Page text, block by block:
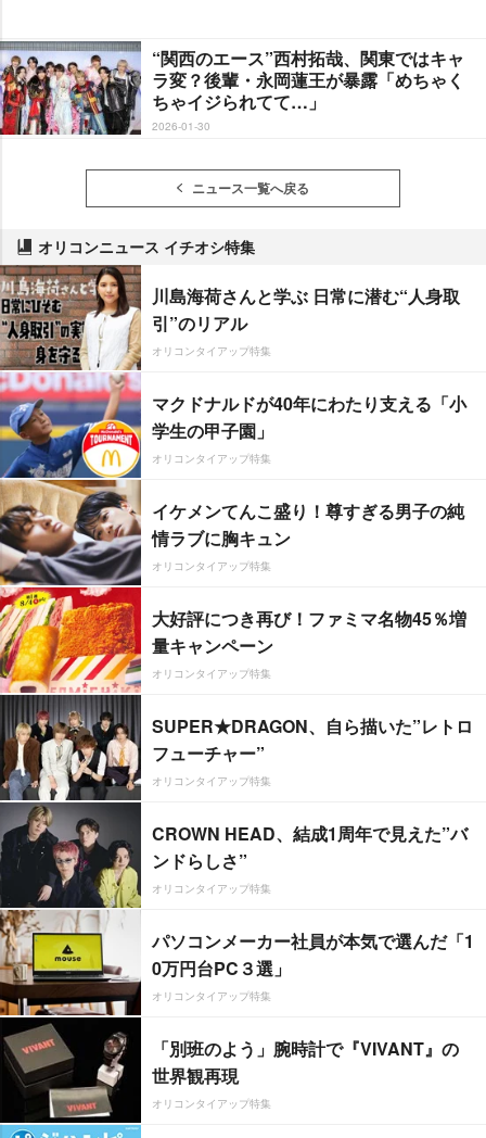
“関西のエース”西村拓哉、関東ではキャ
ラ変？後輩・永岡蓮王が暴露「めちゃく
ちゃイジられてて…」
2026-01-30
ニュース一覧へ戻る
オリコンニュース イチオシ特集
川島海荷さんと学ぶ 日常に潜む“人身取
引”のリアル
オリコンタイアップ特集
マクドナルドが40年にわたり支える「小
学生の甲子園」
オリコンタイアップ特集
イケメンてんこ盛り！尊すぎる男子の純
情ラブに胸キュン
オリコンタイアップ特集
大好評につき再び！ファミマ名物45％増
量キャンペーン
オリコンタイアップ特集
SUPER★DRAGON、自ら描いた”レトロ
フューチャー”
オリコンタイアップ特集
CROWN HEAD、結成1周年で見えた”バ
ンドらしさ”
オリコンタイアップ特集
パソコンメーカー社員が本気で選んだ「1
0万円台PC３選」
オリコンタイアップ特集
「別班のよう」腕時計で『VIVANT』の
世界観再現
オリコンタイアップ特集